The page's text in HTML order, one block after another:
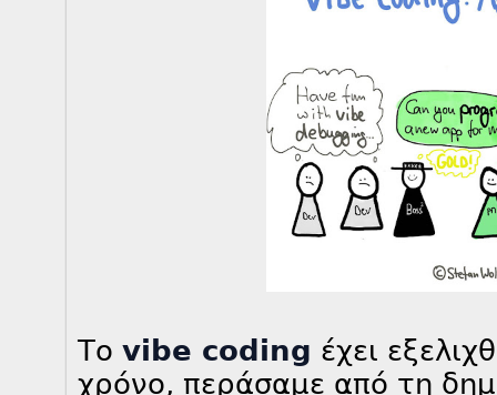
Το vibe coding έχει
χρόνο, περάσαμε από τη